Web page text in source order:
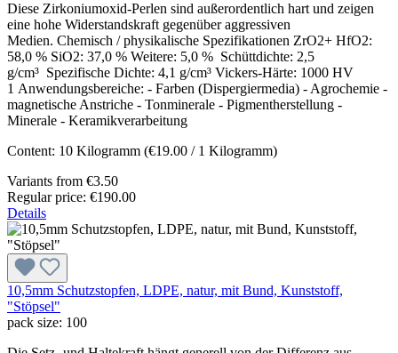
Diese Zirkoniumoxid-Perlen sind außerordentlich hart und zeigen
eine hohe Widerstandskraft gegenüber aggressiven
Medien. Chemisch / physikalische Spezifikationen ZrO2+ HfO2:
58,0 % SiO2: 37,0 % Weitere: 5,0 % Schüttdichte: 2,5
g/cm³ Spezifische Dichte: 4,1 g/cm³ Vickers-Härte: 1000 HV
1 Anwendungsbereiche: - Farben (Dispergiermedia) - Agrochemie -
magnetische Anstriche - Tonminerale - Pigmentherstellung -
Minerale - Keramikverarbeitung
Content: 10 Kilogramm (€19.00 / 1 Kilogramm)
Variants from €3.50
Regular price: €190.00
Details
10,5mm Schutzstopfen, LDPE, natur, mit Bund, Kunststoff,
"Stöpsel"
pack size: 100